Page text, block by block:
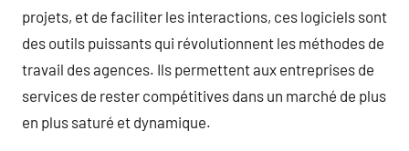
projets, et de faciliter les interactions, ces logiciels sont
des outils puissants qui révolutionnent les méthodes de
travail des agences. Ils permettent aux entreprises de
services de rester compétitives dans un marché de plus
en plus saturé et dynamique.